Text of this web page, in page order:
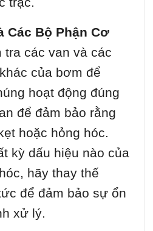
Các Bộ Phận Cơ
tra các van và các
của bơm để
hoạt động đúng
để đảm bảo rằng
hoặc hỏng hóc.
kỳ dấu hiệu nào của
hãy thay thế
để đảm bảo sự ổn
xử lý.